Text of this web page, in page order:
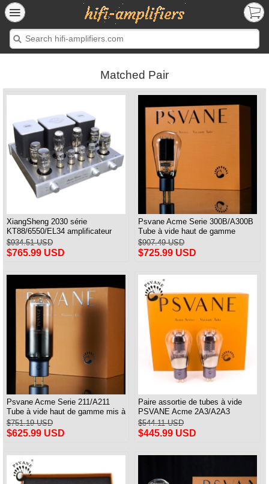
Matched Pair
XiangSheng 2030 série
KT88/6550/EL34 amplificateur
intégré à tube de classe A avec
Bluetooth sans perte HIFI
$934.51 USD
$765.99 USD
Psvane Acme Serie 300B/A300B
Tube à vide haut de gamme
remplacer WE300B paire assortie
$907.49 USD
$725.99 USD
Psvane Acme Serie 211/A211
Tube à vide haut de gamme mis à
niveau WE211 paire assortie
$751.19 USD
$625.99 USD
Paire assortie de tubes à vide
PSVANE Acme 2A3/A2A3
Remplace Fullmusic 2A3
$544.11 USD
$445.99 USD